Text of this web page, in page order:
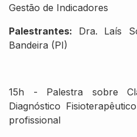
Gestão de Indicadores
Palestrantes: Dra. Laís
Bandeira (PI)
15h - Palestra sobre
Diagnóstico
profissional